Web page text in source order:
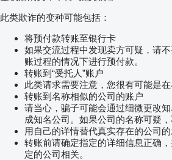
Mechanical right tie rod and stabilizers
function
Cat. III N rear lower link arms with
automatic couplers (WALTERSCHEID)
Without valve for front linkage control
Front linkage and PTO pre-arrangement
Electronic rear lift and PTO remote
controls on mudguards
Without Application Package Basic
Tilting and telescopic steering column
Rolling safety seat belt
Rear window wiper
TopVisionPro 4 pillars soundproofed Cab,
此类欺诈的变种可能包括：
将预付款转账至银行卡
如果交流过程中发现卖方可疑，请
账过程的情况下进行预付款。
转账到“受托人”账户
此类请求需要注意，您很有可能是在
转账到名称相似的公司的账户
请当心，骗子可能会通过细微更改
成知名公司。如果公司的名称可疑，
用自己的详情替代真实存在的公司
转账前请确定指定的详细信息正确
定的公司相关。